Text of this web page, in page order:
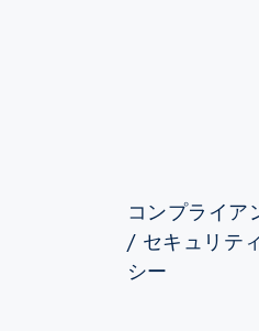
コンプライア
/ セキュリテ
シー